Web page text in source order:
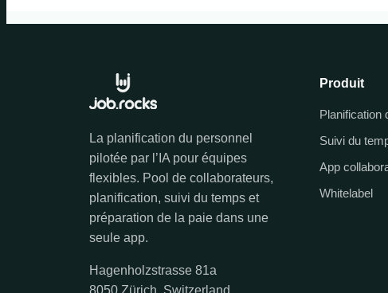
La planification du personnel
pilotée par l’IA pour équipes
flexibles. Pool de collaborateurs,
planification, suivi du temps et
préparation de la paie dans une
seule app.
Hagenholzstrasse 81a
8050 Zürich, Switzerland
Produit
Planification
Suivi du
App
Whitelabel